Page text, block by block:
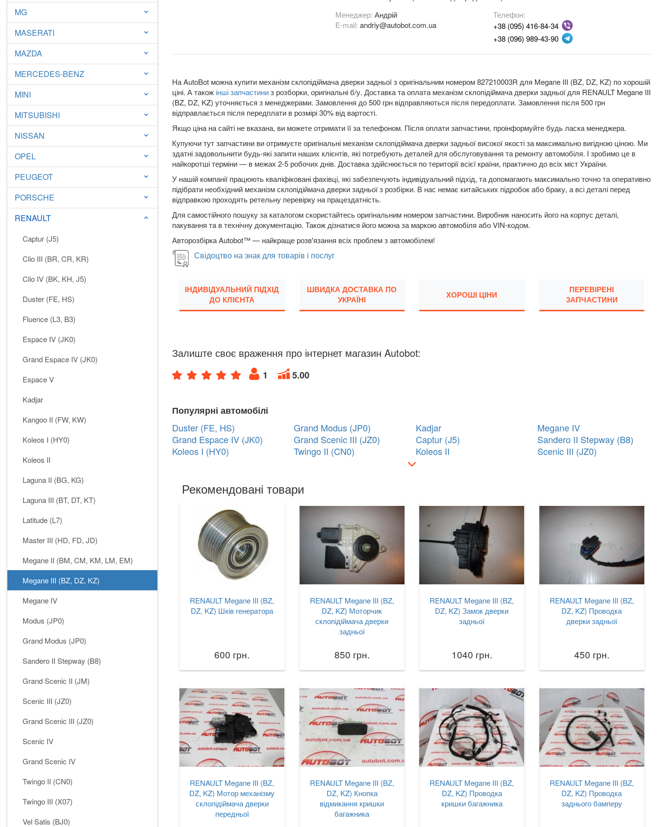
MG keyboard_arrow_down
MASERATI keyboard_arrow_down
MAZDA keyboard_arrow_down
MERCEDES-BENZ keyboard_arrow_down
MINI keyboard_arrow_down
MITSUBISHI keyboard_arrow_down
NISSAN keyboard_arrow_down
OPEL keyboard_arrow_down
PEUGEOT keyboard_arrow_down
PORSCHE keyboard_arrow_down
RENAULT keyboard_arrow_down
Captur (J5)
Clio III (BR, CR, KR)
Clio IV (BK, KH, J5)
Duster (FE, HS)
Fluence (L3, B3)
Espace IV (JK0)
Grand Espace IV (JK0)
Espace V
Kadjar
Kangoo II (FW, KW)
Koleos I (HY0)
Koleos II
Laguna II (BG, KG)
Laguna III (BT, DT, KT)
Latitude (L7)
Master III (HD, FD, JD)
Megane II (BM, CM, KM, LM, EM)
Megane III (BZ, DZ, KZ)
Megane IV
Modus (JP0)
Grand Modus (JP0)
Sandero II Stepway (B8)
Grand Scenic II (JM)
Scenic III (JZ0)
Grand Scenic III (JZ0)
Scenic IV
Grand Scenic IV
Twingo II (CN0)
Twingo III (X07)
Vel Satis (BJ0)
Менеджер: Андрій
E-mail: andriy@autobot.com.ua
Телефон:
+38 (095) 416-84-34
+38 (096) 989-43-90
На AutoBot можна купити механізм склопідіймача дверки задньої з оригінальним номером 827210003R для Megane III (BZ, DZ, KZ) по хорошій
ціні. А також інші запчастиниз розборки, оригінальні б/у. Доставка та оплата механізм склопідіймача дверки задньої для RENAULT Megane III
(BZ, DZ, KZ) уточняється з менеджерами. Замовлення до 500 грн відправляються після передоплати. Замовлення після 500 грн
відправлається після передплати в розмірі 30% від вартості.
Якщо ціна на сайті не вказана, ви можете отримати її за телефоном. Після оплати запчастини, проінформуйте будь ласка менеджера.
Купуючи тут запчастини ви отримуєте оригінальні механізм склопідіймача дверки задньої високої якості за максимально вигідною ціною. Ми
здатні задовольнити будь-які запити наших клієнтів, які потребують деталей для обслуговування та ремонту автомобіля. І зробимо це в
найкоротші терміни — в межах 2-5 робочих днів. Доставка здійснюється по території всієї країни, практично до всіх міст України.
У нашій компанії працюють кваліфіковані фахівці, які забезпечують індивідуальний підхід, та допомагають максимально точно та оперативно
підібрати необхідний механізм склопідіймача дверки задньої з розбірки. В нас немає китайських підробок або браку, а всі деталі перед
відправкою проходять ретельну перевірку на працездатність.
Для самостійного пошуку за каталогом скористайтесь оригінальним номером запчастини. Виробник наносить його на корпус деталі,
пакування та в технічну документацію. Також дізнатися його можна за маркою автомобіля або VIN-кодом.
Авторозбірка Autobot™ — найкраще розв'язання всіх проблем з автомобілем!
Свідоцтво на знак для товарів і послуг
ІНДИВІДУАЛЬНИЙ ПІДХІД
ДО КЛІЄНТА
ШВИДКА ДОСТАВКА ПО
УКРАЇНІ
ХОРОШІ ЦІНИ
ПЕРЕВІРЕНІ
ЗАПЧАСТИНИ
Залиште своє враження про інтернет магазин Autobot:
1 5.00
Популярні автомобілі
Duster (FE, HS)
Grand Espace IV (JK0)
Koleos I (HY0)
Grand Modus (JP0)
Grand Scenic III (JZ0)
Twingo II (CN0)
Kadjar
Captur (J5)
Koleos II
Megane IV
Sandero II Stepway (B8)
Scenic III (JZ0)
Рекомендовані товари
RENAULT Megane III (BZ,
DZ, KZ) Шків генератора
600 грн.
RENAULT Megane III (BZ,
DZ, KZ) Моторчик
склопідіймача дверки
задньої
850 грн.
RENAULT Megane III (BZ,
DZ, KZ) Замок дверки
задньої
1040 грн.
RENAULT Megane III (BZ,
DZ, KZ) Проводка
дверки задньої
450 грн.
RENAULT Megane III (BZ,
DZ, KZ) Мотор механізму
склопідіймача дверки
передньої
RENAULT Megane III (BZ,
DZ, KZ) Кнопка
відмикання кришки
багажника
RENAULT Megane III (BZ,
DZ, KZ) Проводка
кришки багажника
RENAULT Megane III (BZ,
DZ, KZ) Проводка
заднього бамперу